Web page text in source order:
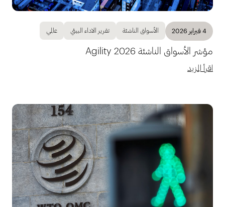
4 فبراير 2026 الأسواق الناشئة تقرير الاداء البيئي عالمي
مؤشر الأسواق الناشئة Agility 2026
اقرأ المزيد